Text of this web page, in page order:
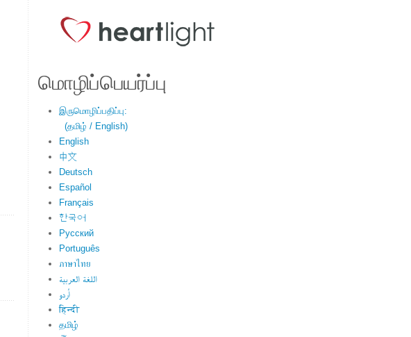
மொழிப்பெயர்ப்பு
இருமொழிப்பதிப்பு:
(தமிழ் / English)
English
中文
Deutsch
Español
Français
한국어
Русский
Português
ภาษาไทย
اللغة العربية
اُردو
हिन्दी
தமிழ்